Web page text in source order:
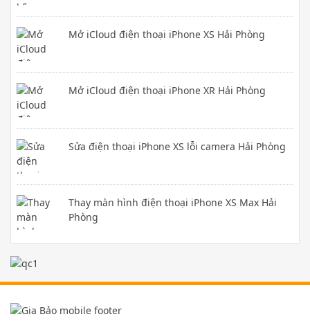
Mở iCloud điện thoại iPhone XS Hải Phòng
Mở iCloud điện thoại iPhone XR Hải Phòng
Sửa điện thoại iPhone XS lỗi camera Hải Phòng
Thay màn hình điện thoại iPhone XS Max Hải
Phòng